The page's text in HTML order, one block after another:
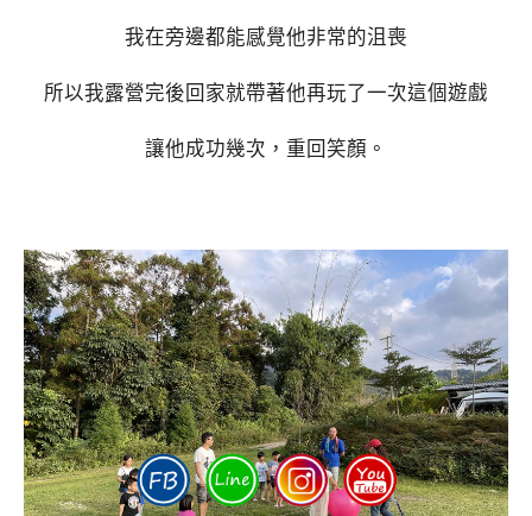
我在旁邊都能感覺他非常的沮喪
所以我露營完後回家就帶著他再玩了一次這個遊戲
讓他成功幾次，重回笑顏。